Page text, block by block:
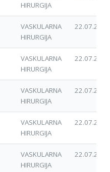
HIRURGIJA
VASKULARNA
HIRURGIJA
22.07.2025
VASKULARNA
HIRURGIJA
22.07.2025
VASKULARNA
HIRURGIJA
22.07.2025
VASKULARNA
HIRURGIJA
22.07.2025
VASKULARNA
HIRURGIJA
22.07.2025